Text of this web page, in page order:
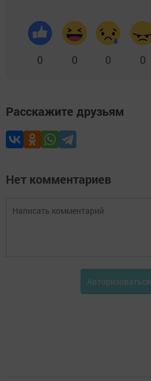
0 0 0 0
Расскажите друзьям
Нет комментариев
Авторизоваться